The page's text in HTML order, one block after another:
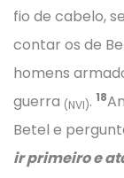
fio de cabelo,
contar os de
homens
guerra (NVI). 18
Betel e
ir primeiro e